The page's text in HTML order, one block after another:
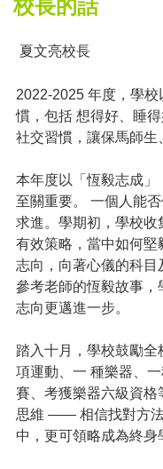
校長的話
夏文亮校長
2022-2025 年度，學校
慣，包括 想得好、睡
社交習慣，讓保馬師生
本年度以「恆毅志成」
至關重要。 一個人能
求進。學期初，學校
有效策略，當中如何
志向，向著心儀的科
參考老師的恆毅故事
志向更邁進一步。
踏入十月，學校鼓勵
項運動、一 種樂器、
賽、考獲樂器六級資
思維 —— 相信找對方
中，更可領略成為終身